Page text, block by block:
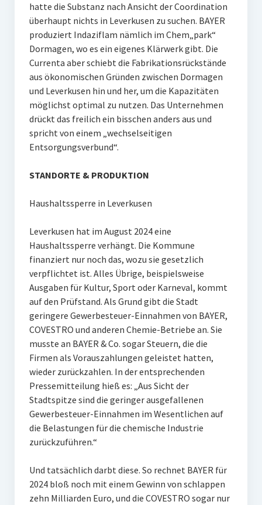
hatte die Substanz nach Ansicht der Coordination
überhaupt nichts in Leverkusen zu suchen. BAYER
produziert Indaziflam nämlich im Chem„park“
Dormagen, wo es ein eigenes Klärwerk gibt. Die
Currenta aber schiebt die Fabrikationsrückstände
aus ökonomischen Gründen zwischen Dormagen
und Leverkusen hin und her, um die Kapazitäten
möglichst optimal zu nutzen. Das Unternehmen
drückt das freilich ein bisschen anders aus und
spricht von einem „wechselseitigen
Entsorgungsverbund“.
STANDORTE & PRODUKTION
Haushaltssperre in Leverkusen
Leverkusen hat im August 2024 eine
Haushaltssperre verhängt. Die Kommune
finanziert nur noch das, wozu sie gesetzlich
verpflichtet ist. Alles Übrige, beispielsweise
Ausgaben für Kultur, Sport oder Karneval, kommt
auf den Prüfstand. Als Grund gibt die Stadt
geringere Gewerbesteuer-Einnahmen von BAYER,
COVESTRO und anderen Chemie-Betriebe an. Sie
musste an BAYER & Co. sogar Steuern, die die
Firmen als Vorauszahlungen geleistet hatten,
wieder zurückzahlen. In der entsprechenden
Pressemitteilung hieß es: „Aus Sicht der
Stadtspitze sind die geringer ausgefallenen
Gewerbesteuer-Einnahmen im Wesentlichen auf
die Belastungen für die chemische Industrie
zurückzuführen.“
Und tatsächlich darbt diese. So rechnet BAYER für
2024 bloß noch mit einem Gewinn von schlappen
zehn Milliarden Euro, und die COVESTRO sogar nur